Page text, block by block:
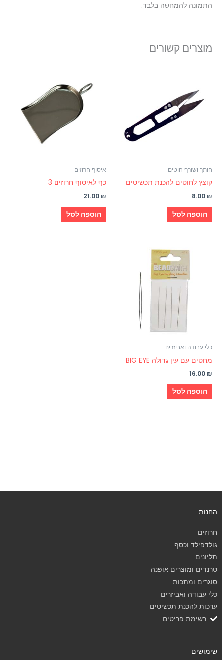
התמונה להמחשה בלבד.
מוצרים קשורים
חותך ושורף חוטים
קוצץ לחוטים להכנת תכשיטים
8.00 ₪
הוספה לסל
איסוף חרוזים
כף לאיסוף חרוזים 3
21.00 ₪
הוספה לסל
כלי עבודה ואביזרים
מחטים עם עין גדולה BIG EYE
16.00 ₪
הוספה לסל
החנות
חרוזים
גולדפילד וכסף
תליונים
טרנדים ומוצרים אופנה
סוגרים ומתכות
כלי עבודה ואביזרים
ערכות להכנת תכשיטים
רשימת פריטים
שימושים